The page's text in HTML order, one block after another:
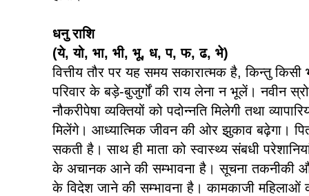
धनु राशि
(ये, यो, भा, भी, भू, ध, प, फ, ढ, भे)
वित्तीय तौर पर यह समय सकारात्मक है, किन्तु किसी
परिवार के बड़े-बुजुर्गों की राय लेना न भूलें। नवीन
नौकरीपेषा व्यक्तियों को पदोन्नति मिलेगी तथा
मिलेंगे। आध्यात्मिक जीवन की ओर झुकाव बढ़ेगा।
सकती है। साथ ही माता को स्वास्थ्य संबधी
के अचानक आने की सम्भावना है। सूचना तकनीकी
के विदेश जाने की सम्भावना है। कामकाजी महिलाओं